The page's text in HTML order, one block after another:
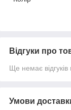
Відгуки про
Ще немає
Умови